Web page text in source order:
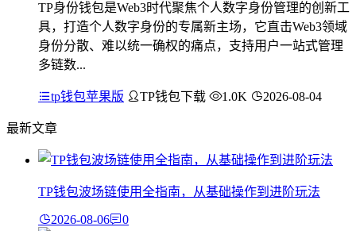
TP身份钱包是Web3时代聚焦个人数字身份管理的创新工
具，打造个人数字身份的专属新主场，它直击Web3领域
身份分散、难以统一确权的痛点，支持用户一站式管理
多链数...
tp钱包苹果版 TP钱包下载 1.0K 2026-08-04
最新文章
TP钱包波场链使用全指南，从基础操作到进阶玩法
2026-08-06 0